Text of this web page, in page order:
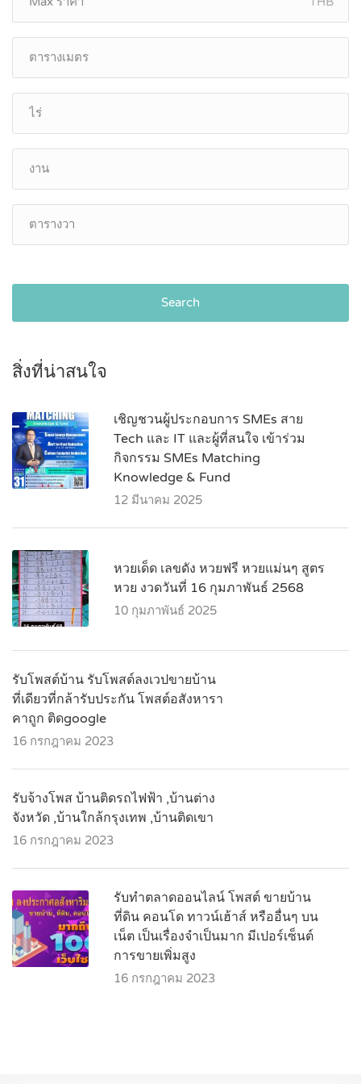
Search
สิ่งที่น่าสนใจ
เชิญชวนผู้ประกอบการ SMEs สาย
Tech และ IT และผู้ที่สนใจ เข้าร่วม
กิจกรรม SMEs Matching
Knowledge & Fund
12 มีนาคม 2025
หวยเด็ด เลขดัง หวยฟรี หวยแม่นๆ สูตร
หวย งวดวันที่ 16 กุมภาพันธ์ 2568
10 กุมภาพันธ์ 2025
รับโพสต์บ้าน รับโพสต์ลงเวปขายบ้าน
ที่เดียวที่กล้ารับประกัน โพสต์อสังหารา
คาถูก ติดgoogle
16 กรกฎาคม 2023
รับจ้างโพส บ้านติดรถไฟฟ้า ,บ้านต่าง
จังหวัด ,บ้านใกล้กรุงเทพ ,บ้านติดเขา
16 กรกฎาคม 2023
รับทำตลาดออนไลน์ โพสต์ ขายบ้าน
ที่ดิน คอนโด ทาวน์เฮ้าส์ หรืออื่นๆ บน
เน็ต เป็นเรื่องจำเป็นมาก มีเปอร์เซ็นต์
การขายเพิ่มสูง
16 กรกฎาคม 2023